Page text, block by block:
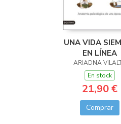
UNA VIDA
EN LÍNEA
ARIADNA
En stock
21,90 €
Comprar